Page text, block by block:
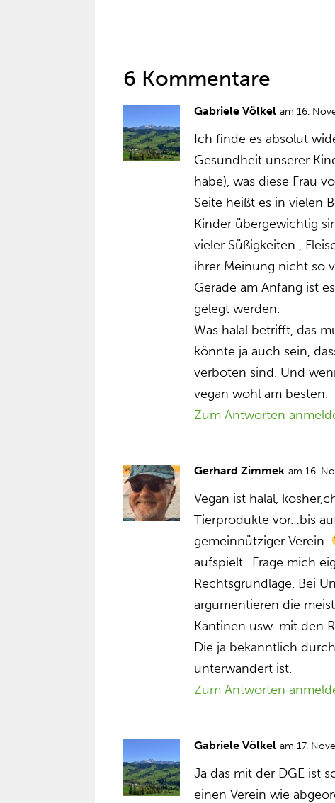
6 Kommentare
Gabriele Völkel am 16.
Ich finde es absolut
Gesundheit unserer
habe), was diese Frau
Seite heißt es in vielen
Kinder übergewichtig
vieler Süßigkeiten ,
ihrer Meinung nicht so
Gerade am Anfang ist
gelegt werden.
Was halal betrifft, das
könnte ja auch sein,
verboten sind. Und
vegan wohl am besten.
Zum Antworten
Gerhard Zimmek am 16.
Vegan ist halal,
Tierprodukte vor…bis
gemeinnütziger Verein.
aufspielt. .Frage mich
Rechtsgrundlage. Bei
argumentieren die
Kantinen usw. mit den
Die ja bekanntlich
unterwandert ist.
Zum Antworten
Gabriele Völkel am 17.
Ja das mit der DGE ist
einen Verein wie